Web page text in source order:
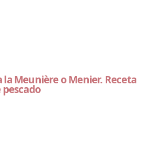
la Meunière o Menier. Receta